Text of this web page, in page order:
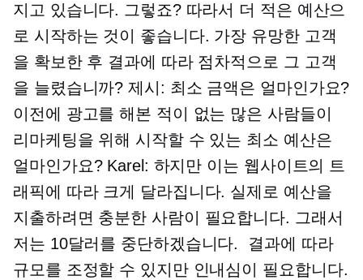
지고 있습니다. 그렇죠? 따라서 더 적은 예산으
로 시작하는 것이 좋습니다. 가장 유망한 고객
을 확보한 후 결과에 따라 점차적으로 그 고객
을 늘렸습니까? 제시: 최소 금액은 얼마인가요?
이전에 광고를 해본 적이 없는 많은 사람들이
리마케팅을 위해 시작할 수 있는 최소 예산은
얼마인가요? Karel: 하지만 이는 웹사이트의 트
래픽에 따라 크게 달라집니다. 실제로 예산을
지출하려면 충분한 사람이 필요합니다. 그래서
저는 10달러를 중단하겠습니다.
결과에 따라
규모를 조정할 수 있지만 인내심이 필요합니다.